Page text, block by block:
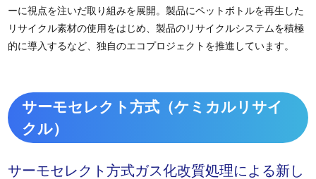
ーに視点を注いだ取り組みを展開。製品にペットボトルを再生した
リサイクル素材の使用をはじめ、製品のリサイクルシステムを積極
的に導入するなど、独自のエコプロジェクトを推進しています。
サーモセレクト方式（ケミカルリサイ
クル）
サーモセレクト方式ガス化改質処理による新し